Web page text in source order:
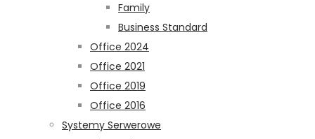
Family
Business Standard
Office 2024
Office 2021
Office 2019
Office 2016
Systemy Serwerowe